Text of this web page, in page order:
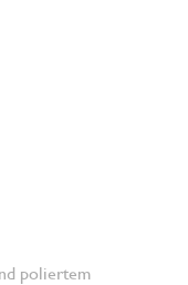
poliertem